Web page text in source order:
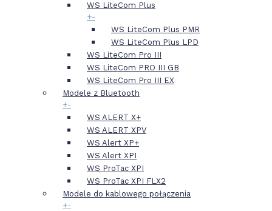
WS LiteCom Plus
+-
WS LiteCom Plus PMR
WS LiteCom Plus LPD
WS LiteCom Pro III
WS LiteCom PRO III GB
WS LiteCom Pro III EX
Modele z Bluetooth
+-
WS ALERT X+
WS ALERT XPV
WS Alert XP+
WS Alert XPI
WS ProTac XPI
WS ProTac XPI FLX2
Modele do kablowego połączenia
+-